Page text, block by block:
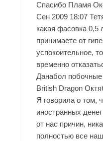
Спасибо Пламя
Сен 2009 18:07
какая фасовка
принимаете от
успокоительное,
временно
Данабол
British Dragon
Я говорила о том,
иностранных
от нас причин,
полностью все